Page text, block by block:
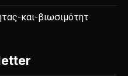
και-βιωσιμότητ